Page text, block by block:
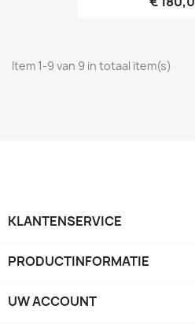
Item 1-9 van 9 in totaal item(s)
KLANTENSERVICE
PRODUCTINFORMATIE
UW ACCOUNT